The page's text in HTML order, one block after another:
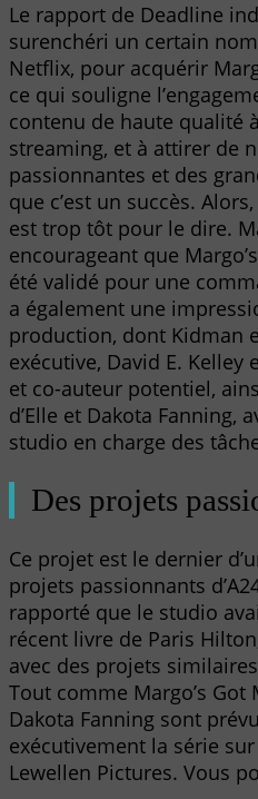
Le rapport de Deadline
surenchéri un certain
Netflix, pour acquérir
ce qui souligne
contenu de haute qualité
streaming, et à attirer de
passionnantes et des
que c’est un succès.
est trop tôt pour le dire.
encourageant que
été validé pour une
a également une
production, dont Kidman
exécutive, David E.
et co-auteur potentiel,
d’Elle et Dakota Fanning,
studio en charge des
Des projets
Ce projet est le dernier
projets passionnants
rapporté que le studio
récent livre de Paris
avec des projets
Tout comme Margo’s Got
Dakota Fanning sont
exécutivement la série
Lewellen Pictures. Vous